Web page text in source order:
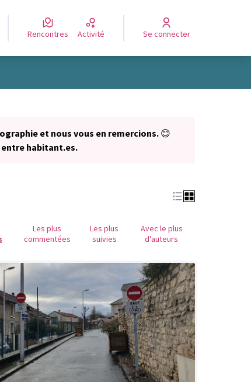
Rencontres Activité Se connecter
et nous vous en remercions. 😊
habitant.es.
Les plus
commentées
Les plus
suivies
Avec le plus
d'auteurs